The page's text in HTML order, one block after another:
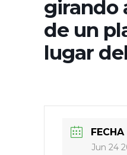
girando
de un
lugar
FECHA
Jun 24